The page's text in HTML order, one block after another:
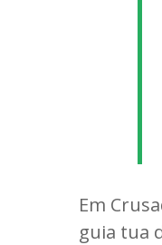
Em
guia tua